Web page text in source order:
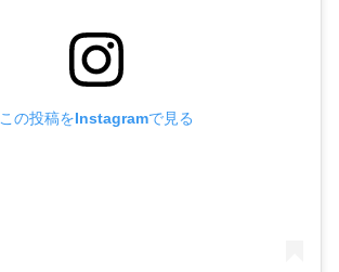
この投稿をInstagramで見る